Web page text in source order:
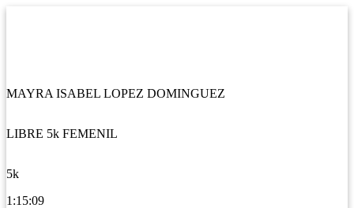
MAYRA ISABEL LOPEZ DOMINGUEZ
LIBRE 5k FEMENIL
5k
1:15:09